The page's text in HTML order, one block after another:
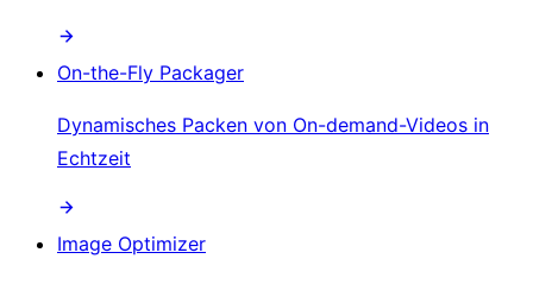
On-the-Fly Packager
Dynamisches Packen von On-demand-Videos in
Echtzeit
Image Optimizer